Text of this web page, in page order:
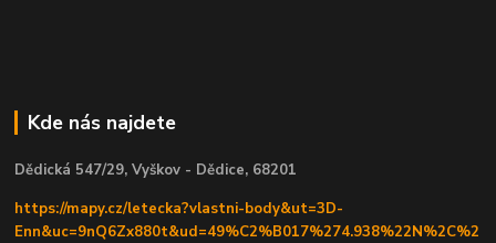
Kde nás najdete
Dědická 547/29, Vyškov - Dědice, 68201
https://mapy.cz/letecka?vlastni-body&ut=3D-
Enn&uc=9nQ6Zx880t&ud=49%C2%B017%274.938%22N%2C%2